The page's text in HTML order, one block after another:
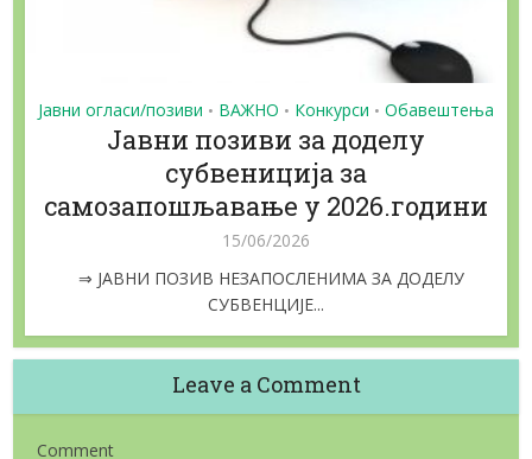
Јавни огласи/позиви • ВАЖНО • Конкурси • Обавештења
Jaвни позиви за доделу
субвениција за
самозапошљавање у 2026.години
15/06/2026
⇒ ЈАВНИ ПОЗИВ НЕЗАПОСЛЕНИМА ЗА ДОДЕЛУ
СУБВЕНЦИЈЕ...
Leave a Comment
Comment